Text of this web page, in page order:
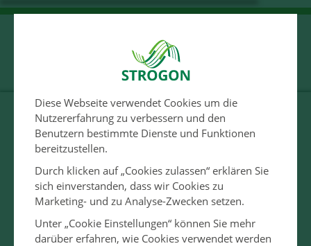
/var/www/html/wp-content/themes/strogon/components/component-
/var/www/html/wp-content/themes/strogon/components/component-
indexHeader.php
STROGON
Diese Webseite verwendet Cookies um die
Nutzererfahrung zu verbessern und den
Benutzern bestimmte Dienste und Funktionen
bereitzustellen.
Durch klicken auf „Cookies zulassen“ erklären Sie
sich einverstanden, dass wir Cookies zu
Marketing- und zu Analyse-Zwecken setzen.
Unter „Cookie Einstellungen“ können Sie mehr
darüber erfahren, wie Cookies verwendet werden